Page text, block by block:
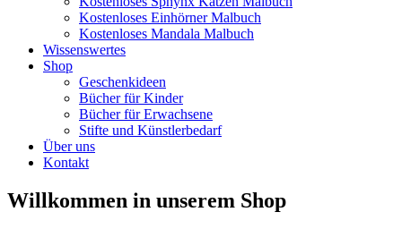
Kostenloses Einhörner Malbuch
Kostenloses Mandala Malbuch
Wissenswertes
Shop
Geschenkideen
Bücher für Kinder
Bücher für Erwachsene
Stifte und Künstlerbedarf
Über uns
Kontakt
Willkommen in unserem Shop